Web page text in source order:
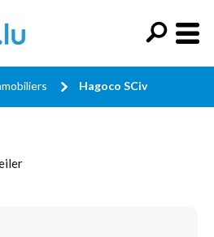
Hagoco SCiv